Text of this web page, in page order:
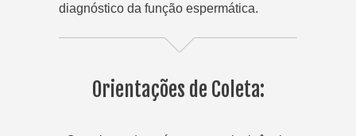
diagnóstico da função espermática.
Orientações de Coleta: